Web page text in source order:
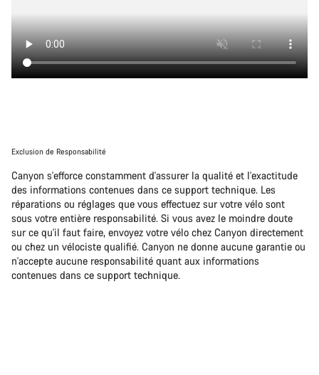
Exclusion de Responsabilité
Canyon s'efforce constamment d'assurer la qualité et l'exactitude
des informations contenues dans ce support technique. Les
réparations ou réglages que vous effectuez sur votre vélo sont
sous votre entière responsabilité. Si vous avez le moindre doute
sur ce qu'il faut faire, envoyez votre vélo chez Canyon directement
ou chez un vélociste qualifié. Canyon ne donne aucune garantie ou
n'accepte aucune responsabilité quant aux informations
contenues dans ce support technique.